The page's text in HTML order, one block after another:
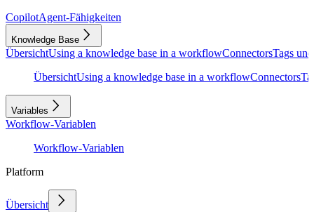
CopilotAgent-Fähigkeiten
Knowledge Base
ÜbersichtUsing a knowledge base in a workflowConnectorsTags
ÜbersichtUsing a knowledge base in a workflowConnectors
Variables
Workflow-Variablen
Workflow-Variablen
Platform
Übersicht